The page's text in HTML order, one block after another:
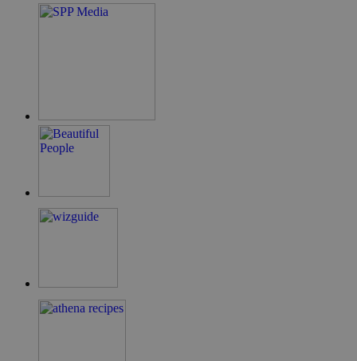
takeOverCookie
ShowNewVisitorPopup